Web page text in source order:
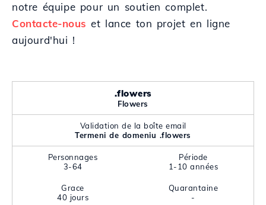
notre équipe pour un soutien complet.
Contacte-nous et lance ton projet en ligne
aujourd'hui !
.flowers
Flowers
Validation de la boîte email
Termeni de domeniu .flowers
Personnages
3-64
Période
1-10 années
Grace
40 jours
Quarantaine
-